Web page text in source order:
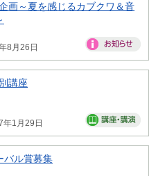
画～夏を感じるカブクワ＆音
8月26日
講座
1月29日
バル賞募集